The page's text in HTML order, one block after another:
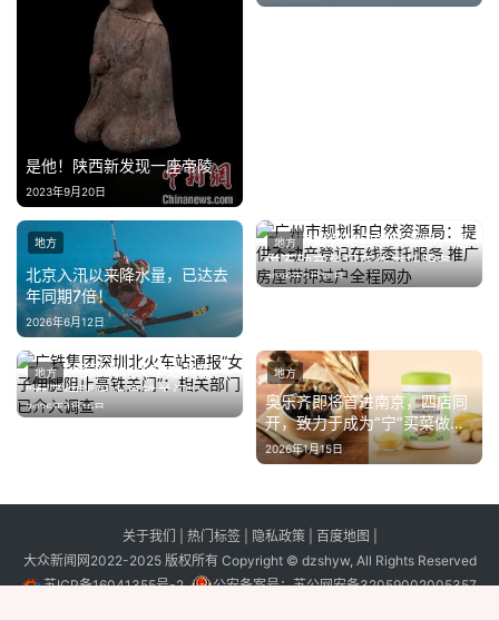
是他！陕西新发现一座帝陵
2023年9月20日
北京入汛以来降水量，已达去
年同期7倍！
2026年6月12日
地方
广州市规划和自然资源局：提
供不动产登记在线委托服务 推
广房屋带押过户全程网办
2025年3月31日
地方
广铁集团深圳北火车站通报
“女子伸腿阻止高铁关门”：相
关部门已介入调查
2025年4月19日
地方
奥乐齐即将首进南京，四店同
开，致力于成为“宁”买菜做饭
首选
2026年1月15日
地方
关于我们 热门标签 隐私政策 百度地图
大众新闻网2022-2025 版权所有 Copyright © dzshyw, All Rights Reserved
苏ICP备16041355号-2
公安备案号：苏公网安备32059002005357